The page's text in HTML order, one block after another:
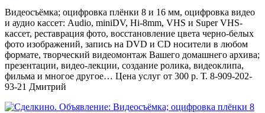
Видеосъёмка; оцифровка плёнки 8 и 16 мм, оцифровка видео
и аудио кассет: Audio, miniDV, Hi-8mm, VHS и Super VHS-
кассет, реставрация фото, восстановление цвета черно-белых
фото изображений, запись на DVD и CD носители в любом
формате, творческий видеомонтаж Вашего домашнего архива;
презентации, видео-лекции, создание ролика, видеоклипа,
фильма и многое другое… Цена услуг от 300 р. Т. 8-909-202-
93-21 Дмитрий